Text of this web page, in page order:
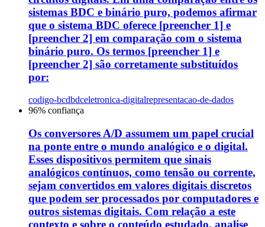
sistemas BDC e binário puro, podemos afirmar
que o sistema BDC oferece [preencher 1] e
[preencher 2] em comparação com o sistema
binário puro. Os termos [preencher 1] e
[preencher 2] são corretamente substituídos
por:
codigo-bcdbdceletronica-digitalrepresentacao-de-dados
96% confiança
Os conversores A/D assumem um papel crucial
na ponte entre o mundo analógico e o digital.
Esses dispositivos permitem que sinais
analógicos contínuos, como tensão ou corrente,
sejam convertidos em valores digitais discretos
que podem ser processados por computadores e
outros sistemas digitais. Com relação a este
contexto e sobre o conteúdo estudado, analise